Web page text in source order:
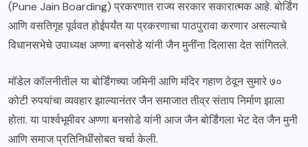
(Pune Jain Boarding) प्रकरणात राज्य सरकार सकारात्मक आहे. बोर्डिंग
आणि वसतिगृह पूर्ववत होईपर्यंत या प्रकरणाचा पाठपुरावा करणार असल्याचे
विधानसभेचे उपाध्यक्ष अण्णा बनसोडे यांनी जैन मुनींना दिलासा देत सांगितले.
मॉडेल कॉलनीतील या बोर्डिंगच्या जमिनी आणि मंदिर गहाण ठेवून सुमारे ७०
कोटी रुपयांचा व्यवहार झाल्यानंतर जैन समाजात तीव्र संताप निर्माण झाला
होता. या पार्श्वभूमीवर अण्णा बनसोडे यांनी आज जैन बोर्डिंगला भेट देत जैन मुनी
आणि समाज प्रतिनिधींसोबत चर्चा केली.